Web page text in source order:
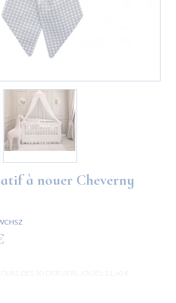
à nouer Cheverny
DES 30 DERNIERS JOURS: 11.40 €